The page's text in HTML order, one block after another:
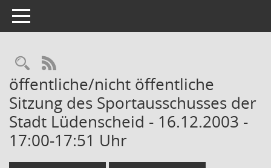
Toggle navigation
Rechercheauswahl
RSS-Feed
öffentliche/nicht öffentliche
Sitzung des Sportausschusses der
Stadt Lüdenscheid - 16.12.2003 -
17:00-17:51 Uhr